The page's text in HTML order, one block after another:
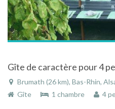
Brumath (26 km), Bas-Rhin,
Gîte
1 chambre 4